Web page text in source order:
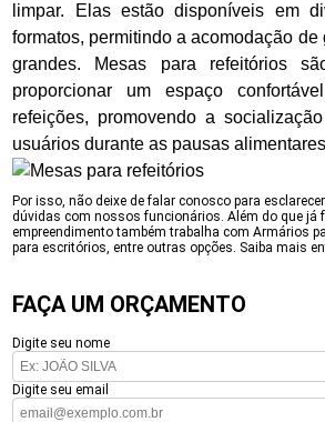
limpar. Elas estão disponíveis em
formatos, permitindo a acomodação de
grandes. Mesas para refeitórios
proporcionar um espaço
refeições, promovendo a
usuários durante as pausas
Por isso, não deixe de falar conosco para
dúvidas com nossos funcionários. Além do que já
empreendimento também trabalha com Armários
para escritórios, entre outras opções. Saiba mais
FAÇA UM ORÇAMENTO
Digite seu nome
Digite seu email